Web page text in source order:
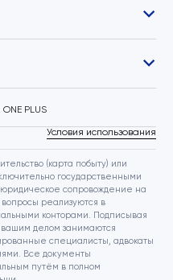
PLUS
Условия использования
(карта побыту) или
государственными
сопровождение на
реализуются в
конторами. Подписывая
вашим делом занимаются
специалисты, адвокаты
Все документы
путём в полном